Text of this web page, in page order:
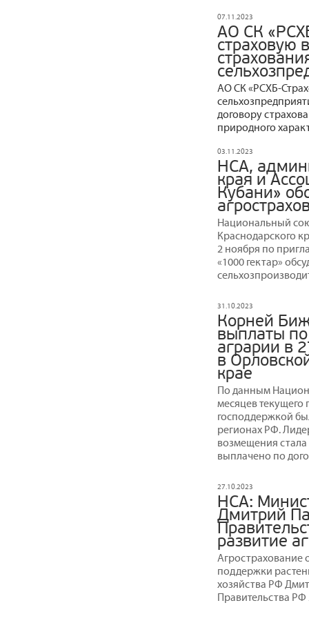
07.11.2023
АО СК
страховую
АО СК «РСХБ-
договору
природного
03.11.2023
НСА,
края и
Кубани»
Национальный
Краснодарского
2 ноября по
«1000 гектар»
31.10.2023
Корней
выплаты
аграрии в
в
крае
По данным
месяцев текущего
господдержкой
регионах РФ.
возмещения стала
выплачено по
27.10.2023
НСА:
Дмитрий
развитие
Агрострахование
поддержки
хозяйства РФ
Правительства РФ